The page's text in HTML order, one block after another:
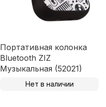
Портативная колонка
Bluetooth ZIZ
Музыкальная (52021)
Нет в наличии